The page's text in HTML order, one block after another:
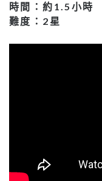
時間：約1.5小時
難度：2星